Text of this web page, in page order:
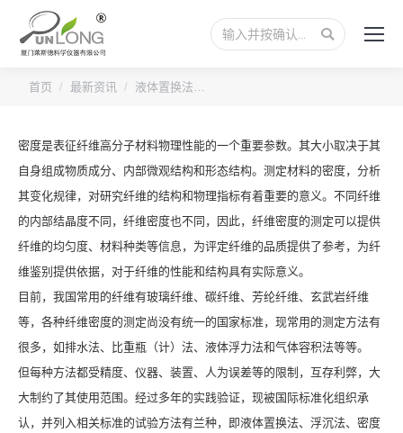
搜
索：
您的位置：
首页 最新资讯 液体置换法…
密度是表征纤维高分子材料物理性能的一个重要参数。其大小取决于其
自身组成物质成分、内部微观结构和形态结构。测定材料的密度，分析
其变化规律，对研究纤维的结构和物理指标有着重要的意义。不同纤维
的内部结晶度不同，纤维密度也不同，因此，纤维密度的测定可以提供
纤维的均匀度、材料种类等信息，为评定纤维的品质提供了参考，为纤
维鉴别提供依据，对于纤维的性能和结构具有实际意义。
目前，我国常用的纤维有玻璃纤维、碳纤维、芳纶纤维、玄武岩纤维
等，各种纤维密度的测定尚没有统一的国家标准，现常用的测定方法有
很多，如排水法、比重瓶（计）法、液体浮力法和气体容积法等等。
但每种方法都受精度、仪器、装置、人为误差等的限制，互存利弊，大
大制约了其使用范围。经过多年的实践验证，现被国际标准化组织承
认，并列入相关标准的试验方法有兰种，即液体置换法、浮沉法、密度